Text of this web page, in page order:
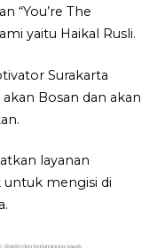
“You’re The
yaitu Haikal Rusli.
Surakarta
Bosan dan akan
layanan
untuk mengisi di